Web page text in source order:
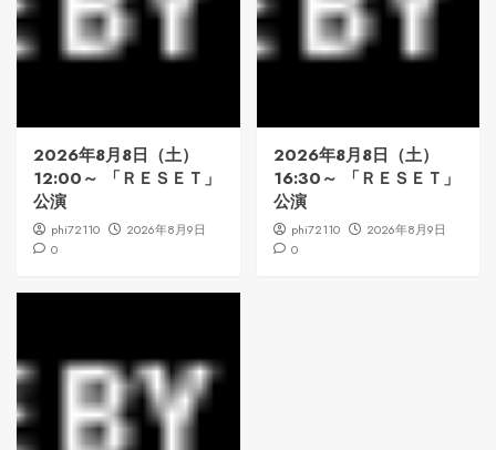
2026年8月8日（土）
12:00～ 「ＲＥＳＥＴ」
公演
phi72110
2026年8月9日
0
2026年8月8日（土）
16:30～ 「ＲＥＳＥＴ」
公演
phi72110
2026年8月9日
0